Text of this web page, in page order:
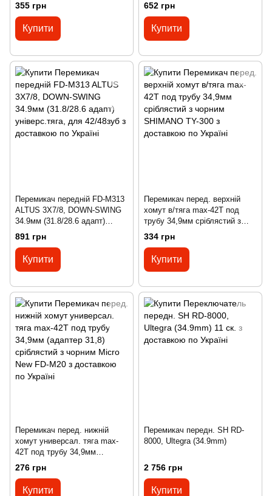
355 грн
Купити
652 грн
Купити
Перемикач передній FD-M313
ALTUS 3X7/8, DOWN-SWING
34.9мм (31.8/28.6 адапт)
універс.тяга, для 42/48зуб
891 грн
Купити
Перемикач перед. верхній
хомут в/тяга max-42T под
трубу 34,9мм срiблястий з
чорним SHIMANO TY-300
334 грн
Купити
Перемикач перед. нижній
хомут универсал. тяга max-
42T под трубу 34,9мм
(адаптер 31,8) срiблястий з
чорним Micro New FD-M20
276 грн
Купити
Перемикач передн. SH RD-
8000, Ultegra (34.9mm)
2 756 грн
Купити